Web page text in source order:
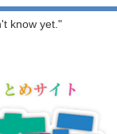
know yet."